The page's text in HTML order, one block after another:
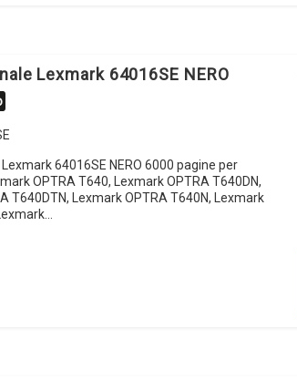
Lexmark 64016SE NERO
64016SE NERO 6000 pagine per
OPTRA T640, Lexmark OPTRA T640DN,
T640DTN, Lexmark OPTRA T640N, Lexmark